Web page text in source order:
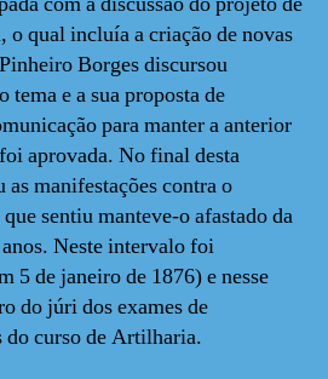
qual incluía a criação de novas
Borges discursou
tema e a sua proposta de
para manter a anterior
aprovada. No final desta
manifestações contra o
sentiu manteve-o afastado da
Neste intervalo foi
5 de janeiro de 1876) e nesse
do júri dos exames de
do curso de Artilharia.